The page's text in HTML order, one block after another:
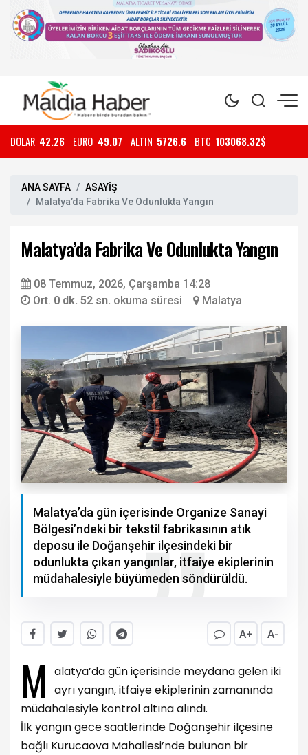
DOLAR 42.26 EURO 49.07 ALTIN 5726.6 BTC 103068.32$
ANA SAYFA
ASAYİŞ
Malatya’da Fabrika Ve Odunlukta Yangın
Malatya’da Fabrika Ve Odunlukta Yangın
08 Temmuz, 2026, Çarşamba 14:28
Ort. 0 dk. 52 sn. okuma süresi Malatya
Malatya’da gün içerisinde Organize Sanayi
Bölgesi’ndeki bir tekstil fabrikasının atık
deposu ile Doğanşehir ilçesindeki bir
odunlukta çıkan yangınlar, itfaiye ekiplerinin
müdahalesiyle büyümeden söndürüldü.
A+ A-
M
alatya’da gün içerisinde meydana gelen iki
ayrı yangın, itfaiye ekiplerinin zamanında
müdahalesiyle kontrol altına alındı.
İlk yangın gece saatlerinde Doğanşehir ilçesine
bağlı Kurucaova Mahallesi’nde bulunan bir